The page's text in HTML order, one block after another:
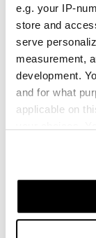
e.g. your IP-
store and
serve
measurement,
development.
and for what
applicable on
If you allow,
Collect
ДОНАЛД ТРАМП
ИНВЕСТИЦИИ